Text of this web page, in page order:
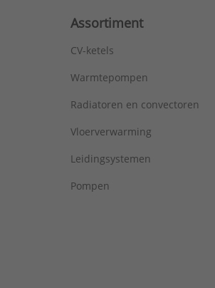
Assortiment
CV-ketels
Warmtepompen
Radiatoren en convectoren
Vloerverwarming
Leidingsystemen
Pompen